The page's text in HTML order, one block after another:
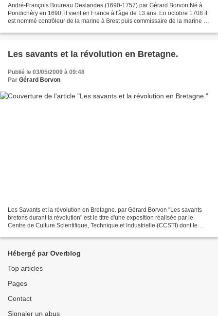
André-François Boureau Deslandes (1690-1757) par Gérard Borvon Né à
Pondichéry en 1690, il vient en France à l'âge de 13 ans. En octobre 1708 il
est nommé contrôleur de la marine à Brest puis commissaire de la marine en
Les savants et la révolution en Bretagne.
Publié le 03/05/2009 à 09:48
Par Gérard Borvon
Les Savants et la révolution en Bretagne. par Gérard Borvon "Les savants
bretons durant la révolution" est le titre d'une exposition réalisée par le
Centre de Culture Scientifique, Technique et Industrielle (CCSTI) dont le
Hébergé par Overblog
Top articles
Pages
Contact
Signaler un abus